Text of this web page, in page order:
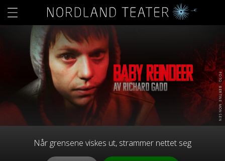
FOTO: BERTINE MONSEN
Når grensene viskes ut, strammer nettet seg